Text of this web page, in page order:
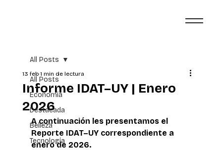
All Posts
Economía
Destacada
Belleza
Tecnología
All Posts
Informe IDAT–UY | Enero
2026
13 feb1 min de lectura
A continuación les presentamos el
Reporte IDAT–UY correspondiente a
enero de 2026.